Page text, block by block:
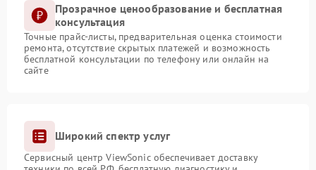
Прозрачное ценообразование и бесплатная
консультация
Точные прайс-листы, предварительная оценка стоимости
ремонта, отсутствие скрытых платежей и возможность
бесплатной консультации по телефону или онлайн на
сайте
Широкий спектр услуг
Сервисный центр ViewSonic обеспечивает доставку